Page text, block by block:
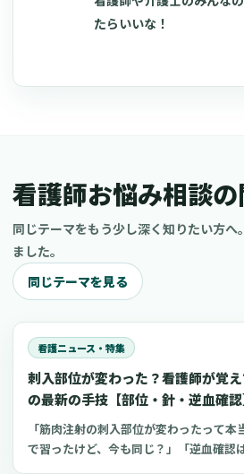
たらいいな！
看護師お悩み相談
同じテーマをもう少し深く知りたい方へ
ました。
同じテーマを見る
看護ニュース・特集
刺入部位が変わった？看護師が覚
の最新の手技【部位・針・逆血確認
「筋肉注射の刺入部位が変わったって
で習ったけど、今も同じ？」「逆血確認